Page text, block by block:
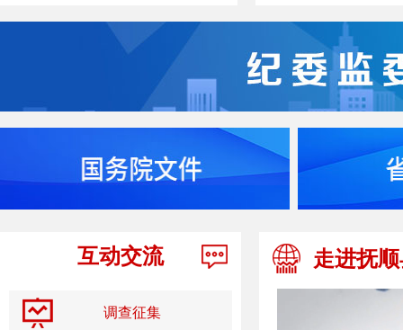
互动交流
调查征集
走进抚